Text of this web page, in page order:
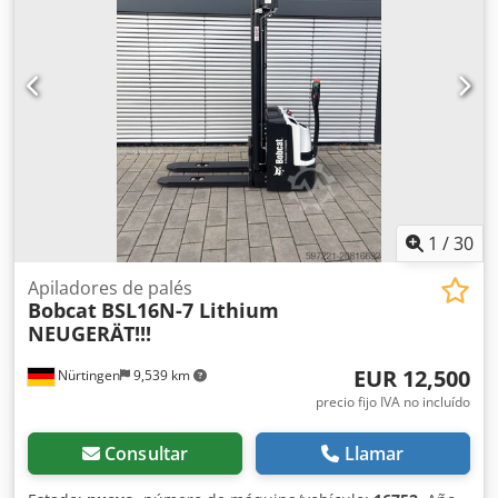
1 /30
Nürtingen 9,539 km
Apiladores de palés
Bobcat BSL16N-7 Lithium
NEUGERÄT!!!
EUR 12,500
precio fijo IVA no incluído
Consultar Llamar